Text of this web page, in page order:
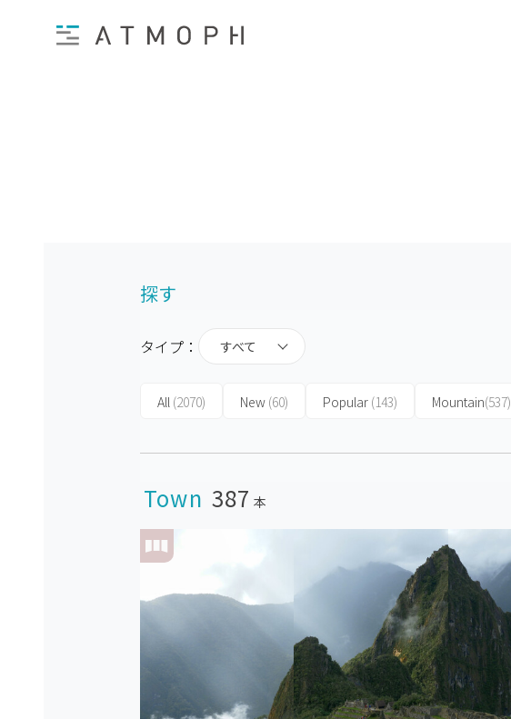
探す
タイプ： すべて
All (2070) New (60) Popular (143) Mountain(537)
Town 387 本